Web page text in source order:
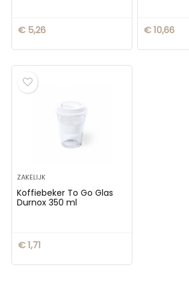
€5,26 €10,66
ZAKELIJK
Koffiebeker To Go Glas
Durnox 350 ml
€1,71